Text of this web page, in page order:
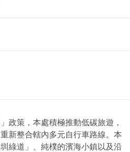
政策，本處積極推動低碳旅遊，
新整合轄內多元自行車路線。本
綠道」、純樸的濱海小鎮以及沿